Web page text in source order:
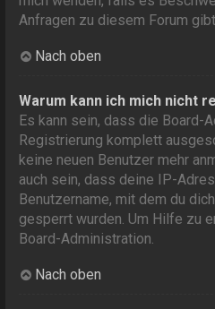
Anfragen zu diesem Forum
Nach oben
Warum kann ich mich nicht
Es kann sein, dass die Board-
Registrierung komplett
keine neuen Benutzer mehr
auch sein, dass deine IP-
Benutzername, mit dem du
gesperrt wurden. Um Hilfe zu
Board-Administration.
Nach oben